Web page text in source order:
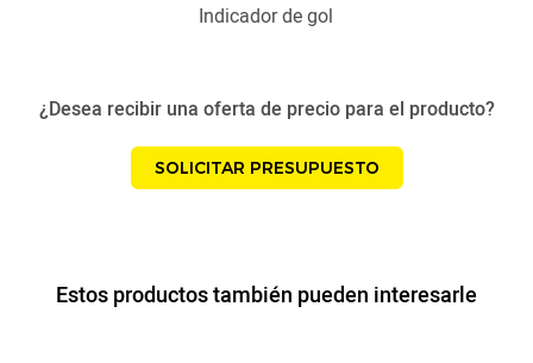
Indicador de gol
¿Desea recibir una oferta de precio para el producto?
SOLICITAR PRESUPUESTO
Estos productos también pueden interesarle